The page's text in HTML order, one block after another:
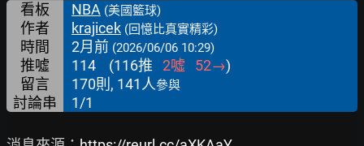
看板 NBA (美國籃球)
作者 krajicek (回憶比真實精彩)
時間 2月前 (2026/06/06 10:29)
推噓 114 (116推 2噓 52→)
留言
170則, 141人參與
討論串 1/1